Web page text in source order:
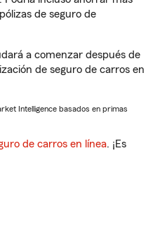
de seguro de
a comenzar después de
de seguro de carros en
Intelligence basados en primas
de carros en línea. ¡Es